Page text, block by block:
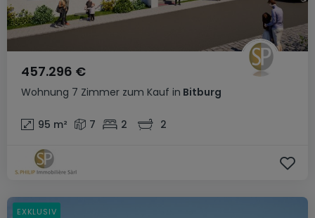
Wohnung 7 Zimmer zum Kauf in Bitburg
457.296 €
95 m² 7 2 2
EXKLUSIV